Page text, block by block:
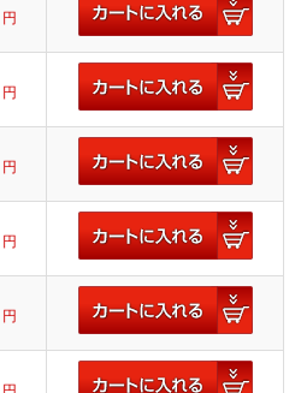
円
円
円
円
円